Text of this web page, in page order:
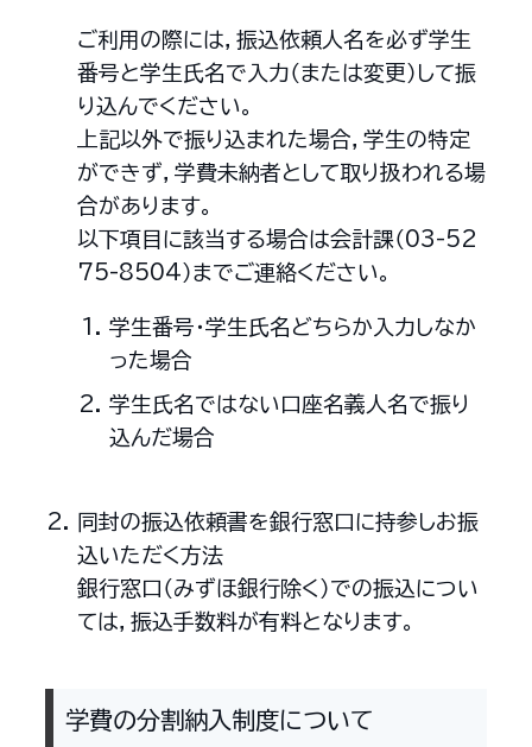
ご利用の際には，振込依頼人名を必ず学生
番号と学生氏名で入力（または変更）して振
り込んでください。
上記以外で振り込まれた場合，学生の特定
ができず，学費未納者として取り扱われる場
合があります。
以下項目に該当する場合は会計課（03-52
75-8504）までご連絡ください。
学生番号・学生氏名どちらか入力しなか
った場合
学生氏名ではない口座名義人名で振り
込んだ場合
同封の振込依頼書を銀行窓口に持参しお振
込いただく方法
銀行窓口（みずほ銀行除く）での振込につい
ては，振込手数料が有料となります。
学費の分割納入制度について